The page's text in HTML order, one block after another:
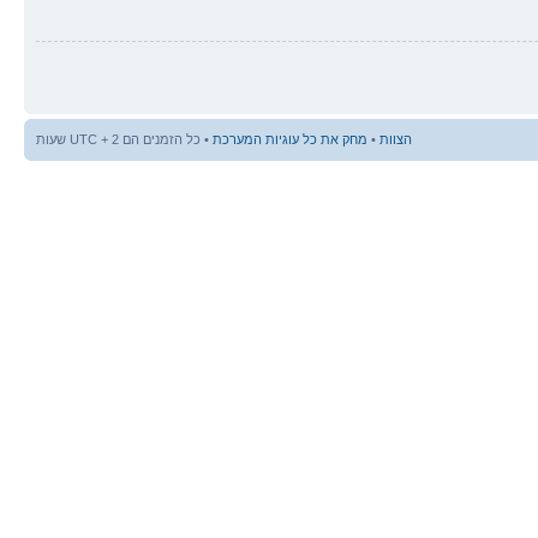
הצוות • מחק את כל עוגיות המערכת • כל הזמנים הם UTC + 2 שעות